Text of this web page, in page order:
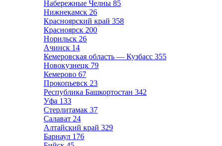
Набережные Челны 85
Нижнекамск 26
Красноярский край 358
Красноярск 200
Норильск 26
Ачинск 14
Кемеровская область — Кузбасс 355
Новокузнецк 79
Кемерово 67
Прокопьевск 23
Республика Башкортостан 342
Уфа 133
Стерлитамак 37
Салават 24
Алтайский край 329
Барнаул 176